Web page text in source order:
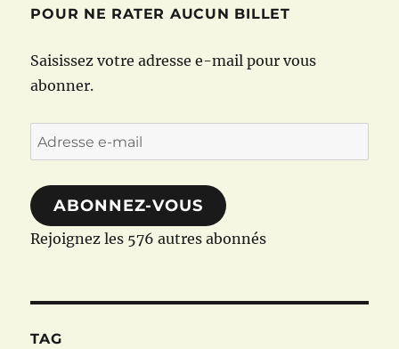
POUR NE RATER AUCUN BILLET
Saisissez votre adresse e-mail pour vous
abonner.
Adresse
e-
mail
ABONNEZ-VOUS
Rejoignez les 576 autres abonnés
TAG